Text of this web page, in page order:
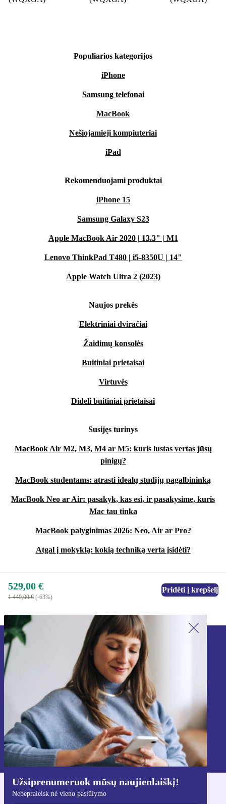
Populiarios kategorijos
iPhone
Samsung telefonai
MacBook
Nešiojamieji kompiuteriai
iPad
Rekomenduojami produktai
iPhone 15
Samsung Galaxy S23
Apple MacBook Air 2020 | 13.3" | M1
Lenovo ThinkPad T480 | i5-8350U | 14"
Apple Watch Ultra 2 (2023)
Naujos prekės
Elektriniai dviračiai
Žaidimų konsolės
Buitiniai prietaisai
Virtuvės
Dideli buitiniai prietaisai
Susijęs turinys
MacBook Air M2, M3, M4 ar M5: kuris lustas vertas jūsų
pinigų?
MacBook studentams: atrasti idealų studijų pagalbininką
MacBook Neo ar Air: pasakyk, kas esi, ir pasakysime, kuris
Mac tau tinka
MacBook palyginimas 2026: Neo, Air ar Pro?
Atgal į mokyklą: kokią techniką verta įsidėti?
529,00 €
1 449,00 € (-63%)
Pridėti į krepšelį
Užsiprenumeruok mūsų naujienlaiškį!
Nebepraleisk nė vieno pasiūlymo
Užsiprenumeruok mūsų naujienlaiškį!
Nebepraleisk nė vieno pasiūlymo.
Registruokitės
Informaciją apie asmens duomenų naudojimą rasi mūsų
Privatumo politikoje
Atsisiųsti refurbed programėlę